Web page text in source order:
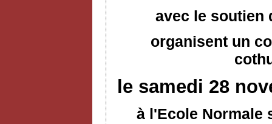
avec le soutien
organisent un
le samedi 28
à l'Ecole Normale